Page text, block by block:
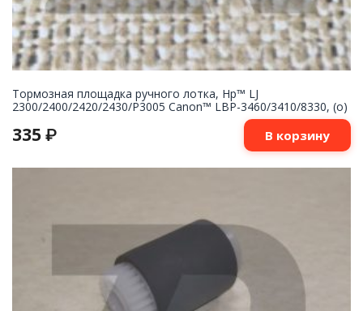
Тормозная площадка ручного лотка, Hp™ LJ
2300/2400/2420/2430/P3005 Canon™ LBP-3460/3410/8330, (о)
335 ₽ В корзину